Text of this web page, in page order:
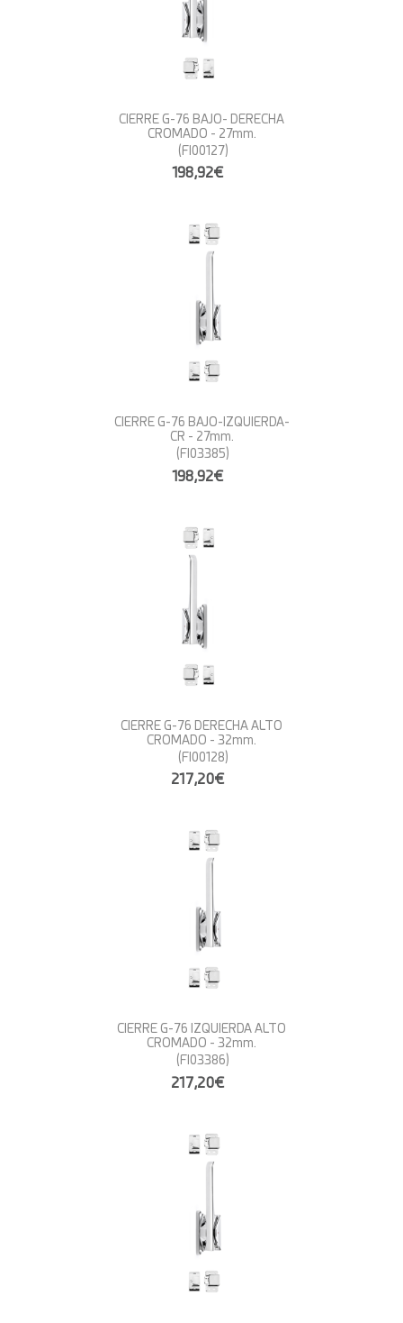
CIERRE G-76 BAJO- DERECHA
CROMADO - 27mm.
(FI00127)
198,92€
CIERRE G-76 BAJO-IZQUIERDA-
CR - 27mm.
(FI03385)
198,92€
CIERRE G-76 DERECHA ALTO
CROMADO - 32mm.
(FI00128)
217,20€
CIERRE G-76 IZQUIERDA ALTO
CROMADO - 32mm.
(FI03386)
217,20€